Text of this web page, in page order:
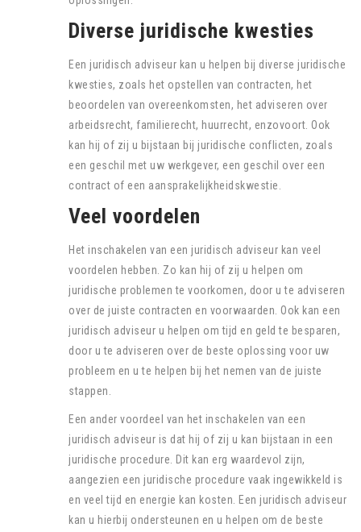
Diverse juridische kwesties
Een juridisch adviseur kan u helpen bij diverse juridische
kwesties, zoals het opstellen van contracten, het
beoordelen van overeenkomsten, het adviseren over
arbeidsrecht, familierecht, huurrecht, enzovoort. Ook
kan hij of zij u bijstaan bij juridische conflicten, zoals
een geschil met uw werkgever, een geschil over een
contract of een aansprakelijkheidskwestie.
Veel voordelen
Het inschakelen van een juridisch adviseur kan veel
voordelen hebben. Zo kan hij of zij u helpen om
juridische problemen te voorkomen, door u te adviseren
over de juiste contracten en voorwaarden. Ook kan een
juridisch adviseur u helpen om tijd en geld te besparen,
door u te adviseren over de beste oplossing voor uw
probleem en u te helpen bij het nemen van de juiste
stappen.
Een ander voordeel van het inschakelen van een
juridisch adviseur is dat hij of zij u kan bijstaan in een
juridische procedure. Dit kan erg waardevol zijn,
aangezien een juridische procedure vaak ingewikkeld is
en veel tijd en energie kan kosten. Een juridisch adviseur
kan u hierbij ondersteunen en u helpen om de beste